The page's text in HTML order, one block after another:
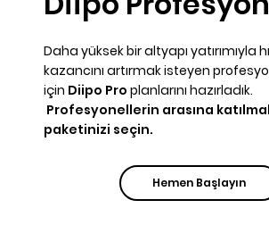
Daha yüksek bir altyapı yatırımıyla
kazancını artırmak isteyen
için Diipo Pro planlarını hazırladık.
Profesyonellerin arasına
paketinizi seçin.
Hemen Başlayın